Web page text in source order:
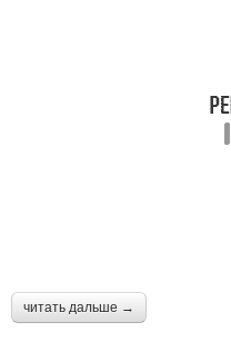
читать дальше →